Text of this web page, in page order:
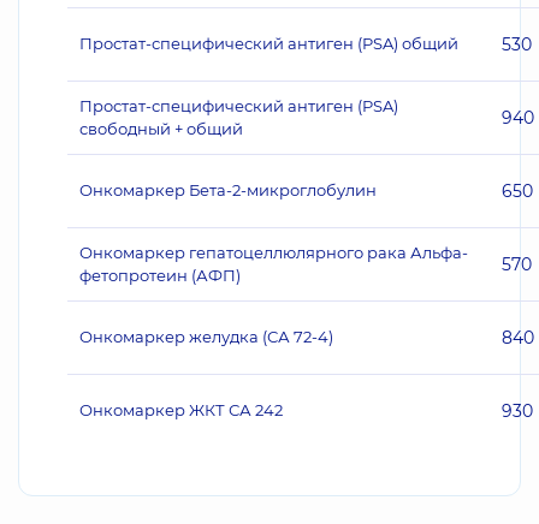
Простат-специфический антиген (PSA) общий 530
Простат-специфический антиген (PSA)
свободный + общий
940
Онкомаркер Бета-2-микроглобулин 650
Онкомаркер гепатоцеллюлярного рака Альфа-
фетопротеин (АФП)
570
Онкомаркер желудка (СА 72-4) 840
Онкомаркер ЖКТ СА 242 930